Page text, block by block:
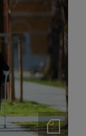
Notas de prensa